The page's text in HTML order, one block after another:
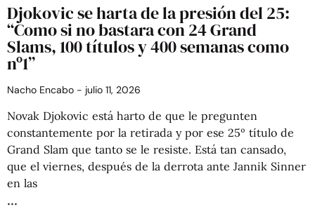
Djokovic se harta de la presión del 25:
“Como si no bastara con 24 Grand
Slams, 100 títulos y 400 semanas como
nº1”
Nacho Encabo julio 11, 2026
Novak Djokovic está harto de que le pregunten
constantemente por la retirada y por ese 25º título de
Grand Slam que tanto se le resiste. Está tan cansado,
que el viernes, después de la derrota ante Jannik Sinner
en las